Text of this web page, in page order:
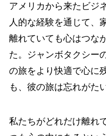
アメリカから来たビジ
人的な経験を通じて、
離れていても心はつな
た。ジャンボタクシー
の旅をより快適で心に
も、彼の旅は忘れがた
私たちがどれだけ離れ